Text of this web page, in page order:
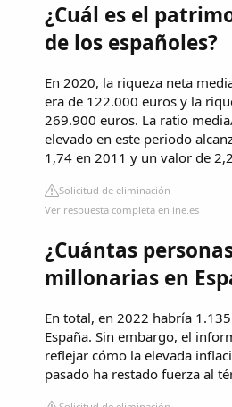
¿Cuál es el
de los españoles?
En 2020, la riqueza neta
era de 122.000 euros y la
269.900 euros. La ratio
elevado en este periodo
1,74 en 2011 y un valor de
Solicitud de eliminación
Ver respuesta completa en ine.es
¿Cuántas
millonarias en
En total, en 2022 habría
España. Sin embargo, el
reflejar cómo la elevada
pasado ha restado fuerza al